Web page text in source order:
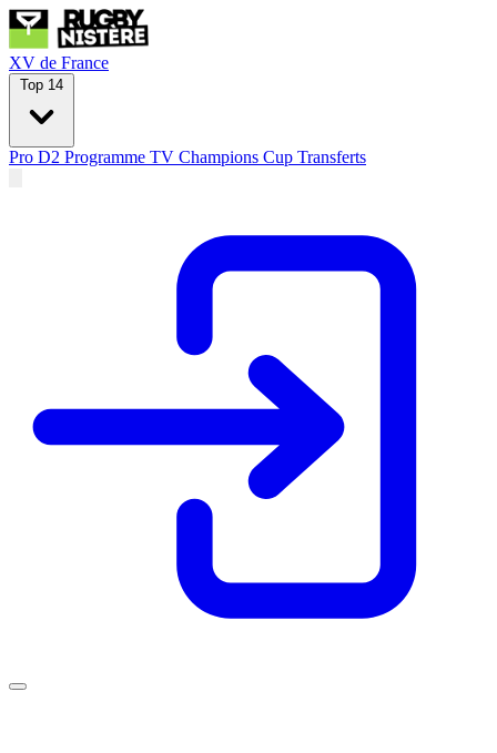
XV de France
Top 14
Pro D2 Programme TV Champions Cup Transferts